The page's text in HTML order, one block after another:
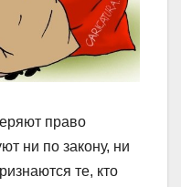
право
ни по закону, ни
те, кто